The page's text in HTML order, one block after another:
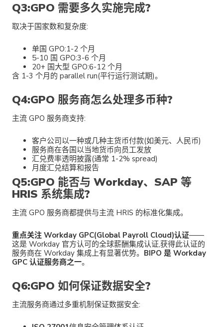
Q3:GPO 需要多久实施完成?
取决于国家数和复杂度:
单国 GPO:1-2 个月
5-10 国 GPO:3-6 个月
20+ 国大型 GPO:6-12 个月
含 1-3 个月的 parallel run(平行运行测试期)。
Q4:GPO 服务商怎么处理多币种?
主流 GPO 服务商支持:
客户公司以一种或几种主货币付款(如美元、人民币)
服务商在各国以当地货币向员工发放
汇兑费率透明披露(通常 1-2% spread)
月度汇兑结算和报告
Q5:GPO 能否与 Workday、SAP 等
HRIS 系统集成?
主流 GPO 服务商都提供与主流 HRIS 的标准化集成。
重点关注 Workday GPC(Global Payroll Cloud)认证——
这是 Workday 官方认可的全球薪酬集成认证,获得此认证的
服务商在 Workday 集成上有显著优势。 BIPO 是 Workday
GPC 认证服务商之一。
Q6:GPO 如何保证数据安全?
主流服务商通过多重机制保证数据安全: